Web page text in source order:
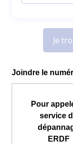
Joindre le
Pour
service
ERDF